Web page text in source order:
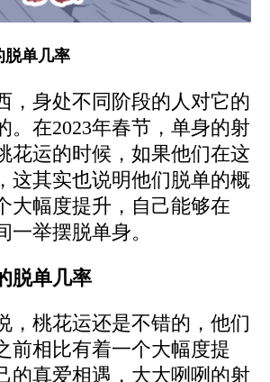
脱单几率
，身处不同阶段的人对它的
。在2023年春节，单身的射
花运的时候，如果他们在这
这其实也说明他们脱单的概
大幅度提升，自己能够在
一举摆脱单身。
脱单几率
，桃花运还是不错的，他们
前相比有着一个大幅度提
的真爱相遇，大大咧咧的射